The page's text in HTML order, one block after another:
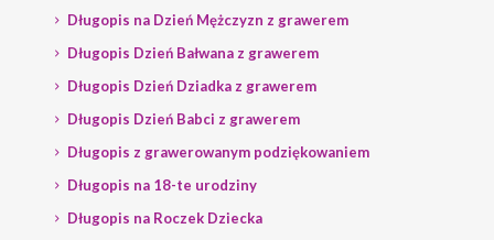
Długopis na Dzień Mężczyzn z grawerem
Długopis Dzień Bałwana z grawerem
Długopis Dzień Dziadka z grawerem
Długopis Dzień Babci z grawerem
Długopis z grawerowanym podziękowaniem
Długopis na 18-te urodziny
Długopis na Roczek Dziecka